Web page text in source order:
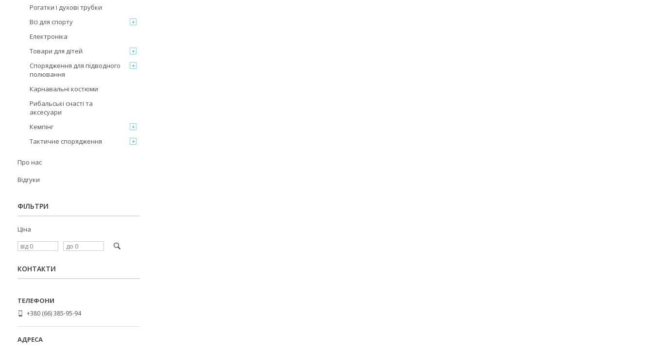
Рогатки і духові трубки
Всі для спорту
Електроніка
Товари для дітей
Спорядження для підводного
полювання
Карнавальні костюми
Рибальські снасті та
аксесуари
Кемпінг
Тактичне спорядження
Про нас
Відгуки
ФІЛЬТРИ
Ціна
КОНТАКТИ
+380 (66) 385-95-94